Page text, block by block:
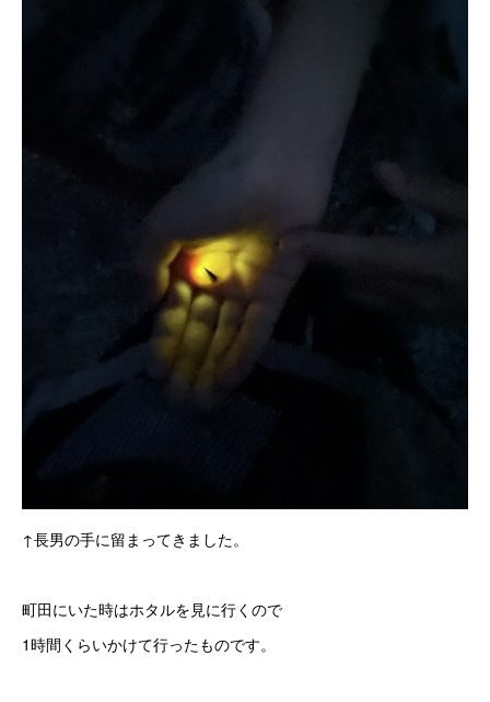
↑長男の手に留まってきました。
町田にいた時はホタルを見に行くので
1時間くらいかけて行ったものです。